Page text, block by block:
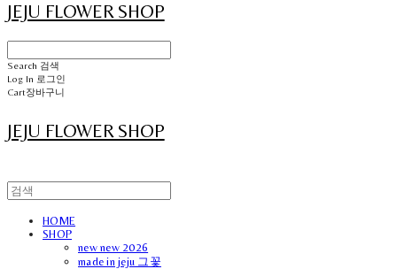
JEJU FLOWER SHOP
Search 검색
Log In 로그인
Cart장바구니
JEJU FLOWER SHOP
HOME
SHOP
new new 2026
made in jeju 그꽃